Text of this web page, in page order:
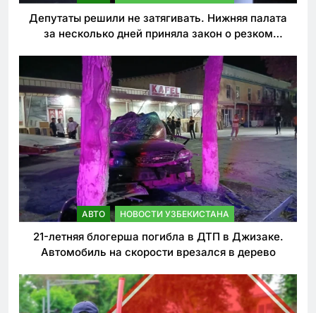
Депутаты решили не затягивать. Нижняя палата
за несколько дней приняла закон о резком
АВТО НОВОСТИ УЗБЕКИСТАНА
21-летняя блогерша погибла в ДТП в Джизаке.
Автомобиль на скорости врезался в дерево